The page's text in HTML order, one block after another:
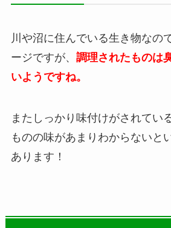
川や沼に住んでいる生き物なの
ージですが、 調理されたものは
いようですね。
またしっかり味付けがされてい
ものの味があまりわからないと
あります！